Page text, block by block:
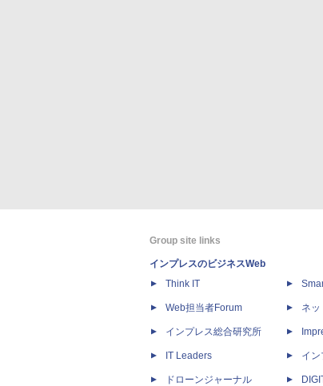
Group site links
インプレスのビジネスWeb
Think IT
Web担当者Forum
インプレス総合研究所
IT Leaders
ドローンジャーナル
ネ
イン